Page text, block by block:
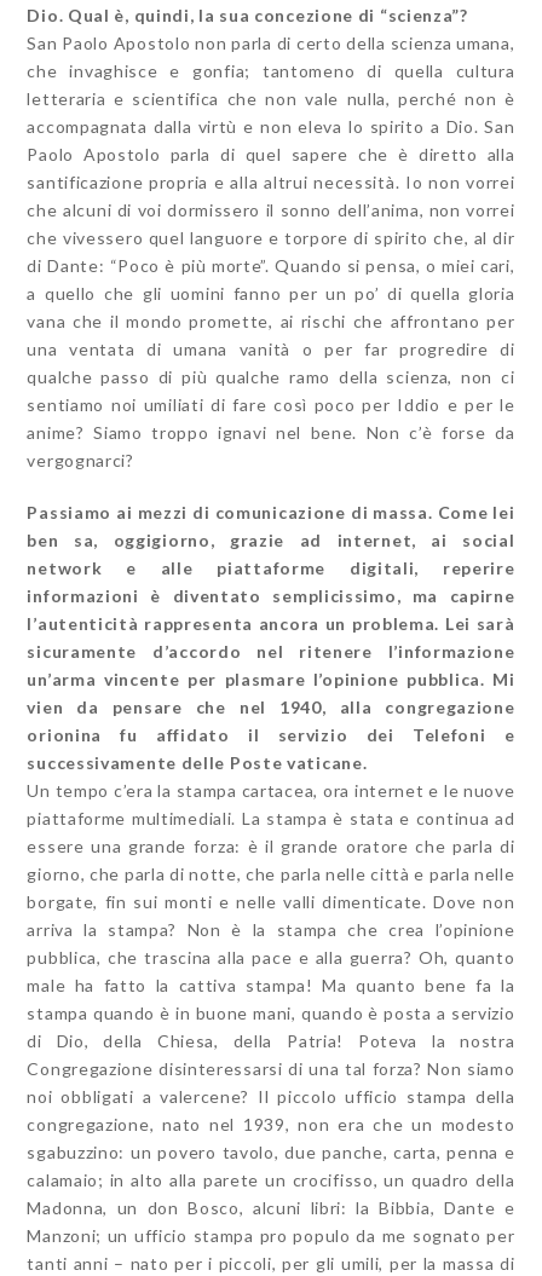
Dio. Qual è, quindi, la sua concezione di “scienza”?
San Paolo Apostolo non parla di certo della scienza umana,
che invaghisce e gonfia; tantomeno di quella cultura
letteraria e scientifica che non vale nulla, perché non è
accompagnata dalla virtù e non eleva lo spirito a Dio. San
Paolo Apostolo parla di quel sapere che è diretto alla
santificazione propria e alla altrui necessità. Io non vorrei
che alcuni di voi dormissero il sonno dell’anima, non vorrei
che vivessero quel languore e torpore di spirito che, al dir
di Dante: “Poco è più morte”. Quando si pensa, o miei cari,
a quello che gli uomini fanno per un po’ di quella gloria
vana che il mondo promette, ai rischi che affrontano per
una ventata di umana vanità o per far progredire di
qualche passo di più qualche ramo della scienza, non ci
sentiamo noi umiliati di fare così poco per Iddio e per le
anime? Siamo troppo ignavi nel bene. Non c’è forse da
vergognarci?
Passiamo ai mezzi di comunicazione di massa. Come lei
ben sa, oggigiorno, grazie ad internet, ai social
network e alle piattaforme digitali, reperire
informazioni è diventato semplicissimo, ma capirne
l’autenticità rappresenta ancora un problema. Lei sarà
sicuramente d’accordo nel ritenere l’informazione
un’arma vincente per plasmare l’opinione pubblica. Mi
vien da pensare che nel 1940, alla congregazione
orionina fu affidato il servizio dei Telefoni e
successivamente delle Poste vaticane.
Un tempo c’era la stampa cartacea, ora internet e le nuove
piattaforme multimediali. La stampa è stata e continua ad
essere una grande forza: è il grande oratore che parla di
giorno, che parla di notte, che parla nelle città e parla nelle
borgate, fin sui monti e nelle valli dimenticate. Dove non
arriva la stampa? Non è la stampa che crea l’opinione
pubblica, che trascina alla pace e alla guerra? Oh, quanto
male ha fatto la cattiva stampa! Ma quanto bene fa la
stampa quando è in buone mani, quando è posta a servizio
di Dio, della Chiesa, della Patria! Poteva la nostra
Congregazione disinteressarsi di una tal forza? Non siamo
noi obbligati a valercene? Il piccolo ufficio stampa della
congregazione, nato nel 1939, non era che un modesto
sgabuzzino: un povero tavolo, due panche, carta, penna e
calamaio; in alto alla parete un crocifisso, un quadro della
Madonna, un don Bosco, alcuni libri: la Bibbia, Dante e
Manzoni; un ufficio stampa pro populo da me sognato per
tanti anni – nato per i piccoli, per gli umili, per la massa di